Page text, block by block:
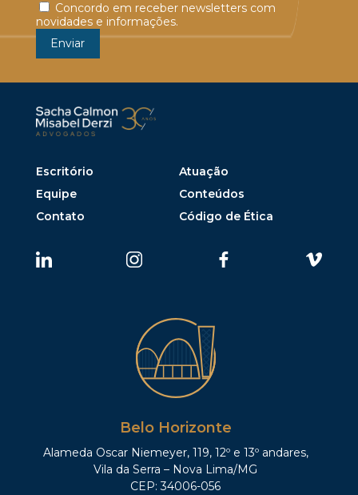
Concordo em receber newsletters com
novidades e informações.
Escritório
Atuação
Equipe
Conteúdos
Contato
Código de Ética
Belo Horizonte
Alameda Oscar Niemeyer, 119, 12º e 13º andares,
Vila da Serra – Nova Lima/MG
CEP: 34006-056